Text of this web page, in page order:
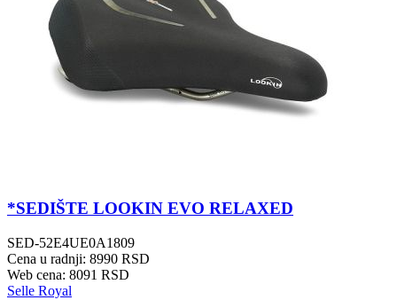
*SEDIŠTE LOOKIN EVO RELAXED
SED-52E4UE0A1809
Cena u radnji: 8990 RSD
Web cena: 8091 RSD
Selle Royal